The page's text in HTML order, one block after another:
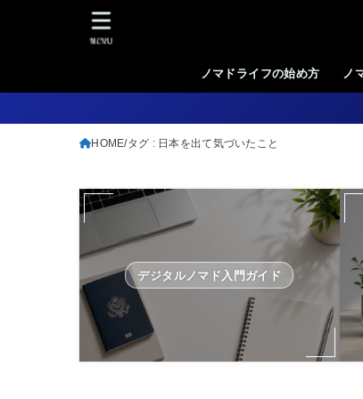
ノマドライフの始め方 ノ
MENU
HOME タグ : 日本を出て気づいたこと
デジタルノマド入門ガイド